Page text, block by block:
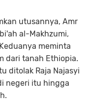
utusannya, Amr
al-Makhzumi,
meminta
dari tanah Ethiopia.
ditolak Raja Najasyi
negeri itu hingga